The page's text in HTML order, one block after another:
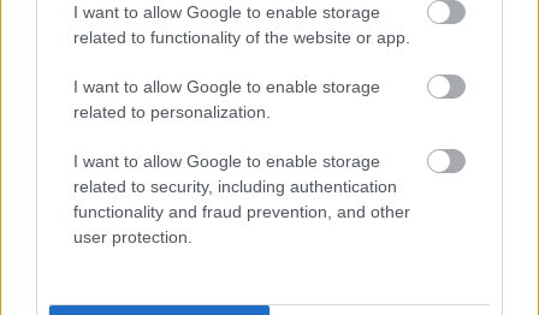
I want to allow Google to enable storage
related to functionality of the website or app.
I want to allow Google to enable storage
related to personalization.
I want to allow Google to enable storage
related to security, including authentication
functionality and fraud prevention, and other
user protection.
Olvastad már?